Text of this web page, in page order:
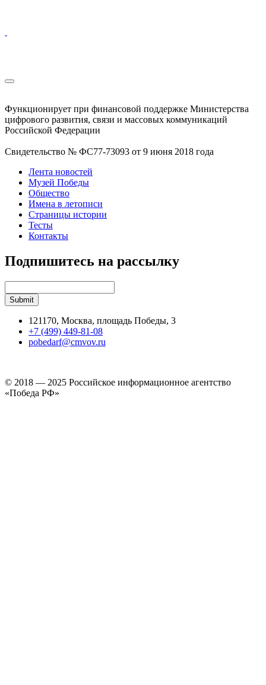
Функционирует при финансовой поддержке Министерства
цифрового развития, связи и массовых коммуникаций
Российской Федерации
Свидетельство № ФС77-73093 от 9 июня 2018 года
Лента новостей
Музей Победы
Общество
Имена в летописи
Страницы истории
Тесты
Контакты
Подпишитесь на рассылку
121170, Москва, площадь Победы, 3
+7 (499) 449-81-08
pobedarf@cmvov.ru
© 2018 — 2025 Российское информационное агентство
«Победа РФ»